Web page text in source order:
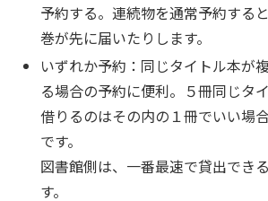
予約する。連続物を通常予約する
巻が先に届いたりします。
いずれか予約：同じタイトル本が
る場合の予約に便利。５冊同じタ
借りるのはその内の１冊でいい場
です。
図書館側は、一番最速で貸出でき
す。